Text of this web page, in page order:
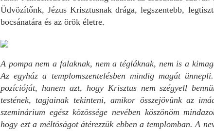
Üdvözítőnk, Jézus Krisztusnak drága, legszentebb,
bocsánatára és az örök életre.
A pompa nem a falaknak, nem a tégláknak, nem is a
Az egyház a templomszentelésben mindig magát
pozícióját, hanem azt, hogy Krisztus nem szégyell
testének, tagjainak tekinteni, amikor összejövünk az
szeminárium egész közössége nevében köszönöm
hogy ezt a méltóságot átérezzük ebben a templomban. A